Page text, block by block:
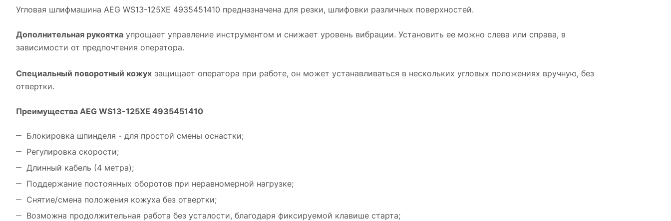
замены диска без ключа;
для комфортной работы угловой шлифмашиной
Угловая шлифмашина AEG WS13-125XE 4935451410 предназначена для резки, шлифовки различных поверхностей.
Дополнительная рукоятка упрощает управление инструментом и снижает уровень вибрации. Установить ее можно слева или справа, в
зависимости от предпочтения оператора.
Специальный поворотный кожух защищает оператора при работе, он может устанавливаться в нескольких угловых положениях вручную, без
отвертки.
Преимущества AEG WS13-125XE 4935451410
Блокировка шпинделя - для простой смены оснастки;
Регулировка скорости;
Длинный кабель (4 метра);
Поддержание постоянных оборотов при неравномерной нагрузке;
Снятие/смена положения кожуха без отвертки;
Возможна продолжительная работа без усталости, благодаря фиксируемой клавише старта;